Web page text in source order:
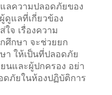
ลความปลอดภัยของ
ดูแลที่เกี่ยวข้อง
จ เรื่องความ
ศึกษา จะช่วยยก
า ให้เป็นที่ปลอดภัย
นและผู้ปกครอง อย่า
ดภัยในห้องปฏิบัติการ